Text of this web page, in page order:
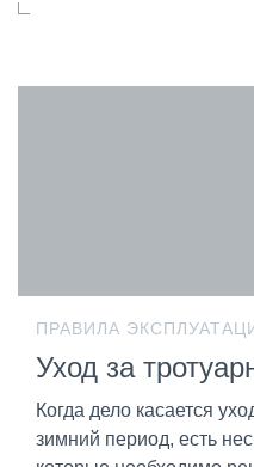
ПРАВИЛА
Уход за
Когда дело касается
зимний период, есть